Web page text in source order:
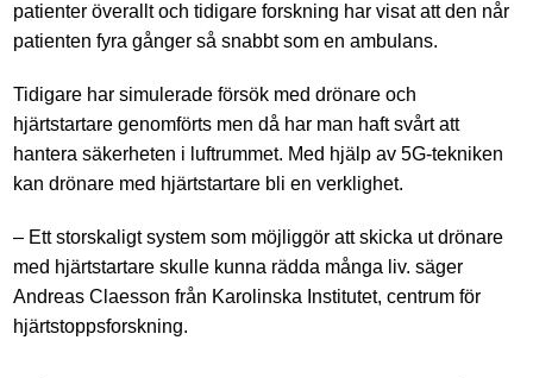
patienter överallt och tidigare forskning har visat att den når
patienten fyra gånger så snabbt som en ambulans.
Tidigare har simulerade försök med drönare och
hjärtstartare genomförts men då har man haft svårt att
hantera säkerheten i luftrummet. Med hjälp av 5G-tekniken
kan drönare med hjärtstartare bli en verklighet.
– Ett storskaligt system som möjliggör att skicka ut drönare
med hjärtstartare skulle kunna rädda många liv. säger
Andreas Claesson från Karolinska Institutet, centrum för
hjärtstoppsforskning.